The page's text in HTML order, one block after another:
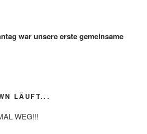
war unsere erste gemeinsame
LÄUFT...
WEG!!!